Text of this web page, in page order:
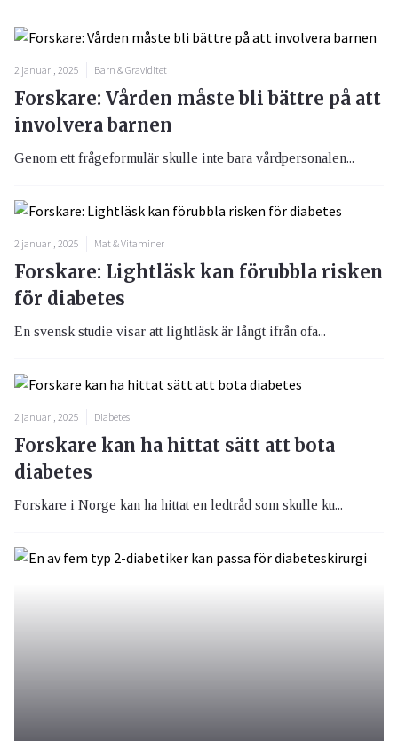
2 januari, 2025 Barn & Graviditet
Forskare: Vården måste bli bättre på att
involvera barnen
Genom ett frågeformulär skulle inte bara vårdpersonalen...
2 januari, 2025 Mat & Vitaminer
Forskare: Lightläsk kan förubbla risken
för diabetes
En svensk studie visar att lightläsk är långt ifrån ofa...
2 januari, 2025 Diabetes
Forskare kan ha hittat sätt att bota
diabetes
Forskare i Norge kan ha hittat en ledtråd som skulle ku...